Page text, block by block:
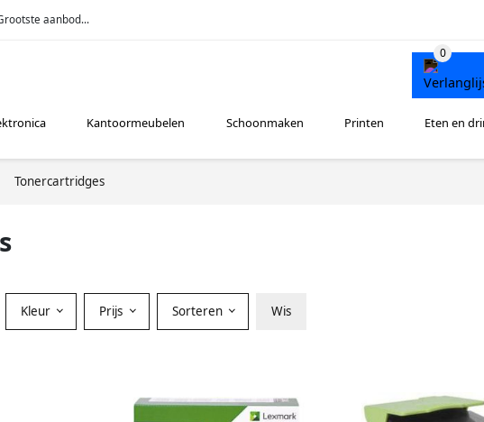
aanbod...
Kantoormeubelen Schoonmaken Printen Eten en
Tonercartridges
Kleur Prijs Sorteren Wis